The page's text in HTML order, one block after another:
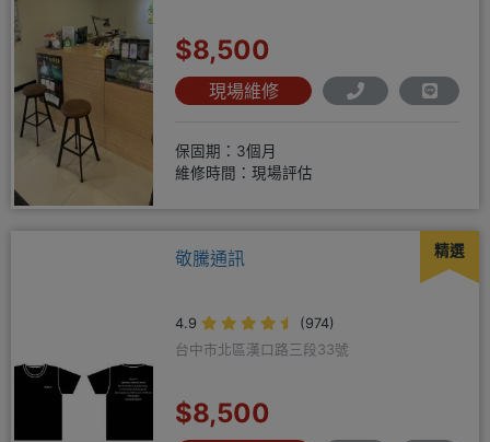
$8,500
現場維修
保固期：3個月
維修時間：現場評估
精選
敬騰通訊
4.9
(974)
台中市北區漢口路三段33號
$8,500